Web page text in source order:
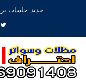
جديد: جلسات